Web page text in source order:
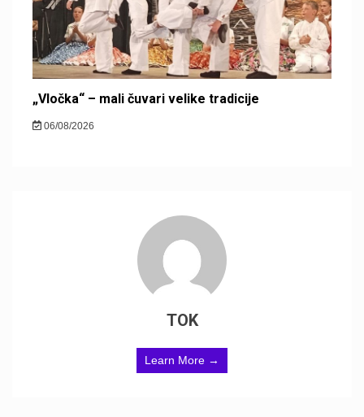
„Vločka“ – mali čuvari velike tradicije
06/08/2026
TOK
Learn More →